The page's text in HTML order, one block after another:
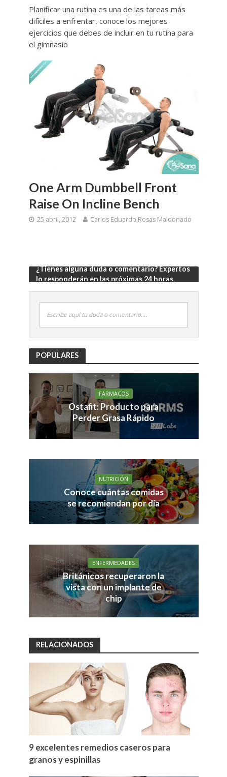
Planificar una rutina es una de las tareas más
difíciles a enfrentar, conoce los mejores
ejercicios que debes de incluir en tu rutina para
el gimnasio
One Arm Dumbbell Front
Raise On Incline Bench
25 abril, 2012 Carlos Eduardo Rosas Maldonado
¿Tienes alguna duda o comentario? Expertos
lo responderán en las próximas 24 horas.
Escribe aquí tu duda o comentario....
POPULARES
FARMACOS
Ostafit: Producto para
Perder Grasa Rápido
NUTRICIÓN
Conoce cuántas comidas
se recomiendan por día
ENFERMEDADES
Británicos recuperaron la
vista con un implante de
chip
RELACIONADOS
9 excelentes remedios caseros para
granos y espinillas